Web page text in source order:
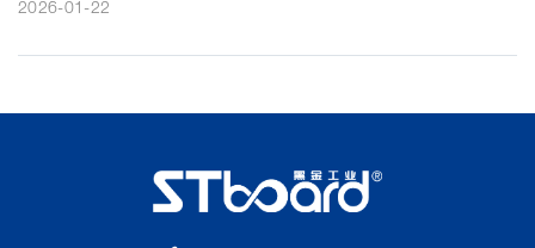
2026-01-22